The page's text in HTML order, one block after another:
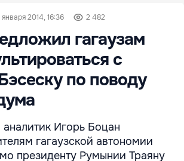
2014, 16:36 2 482
гагаузам
с
по поводу
Игорь Боцан
гагаузской автономии
президенту Румынии Траяну